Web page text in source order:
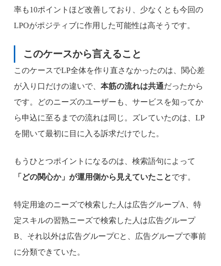
率も10ポイントほど改善しており、少なくとも今回の
LPOがポジティブに作用した可能性は高そうです。
このケースから言えること
このケースでLP全体を作り直さなかったのは、関心差
が入り口だけの違いで、 本筋の流れは共通だったから
です。どのニーズのユーザーも、サービスを知ってか
ら申込に至るまでの流れは同じ。ズレていたのは、LP
を開いて最初に目に入る訴求だけでした。
もうひとつポイントになるのは、検索語句によって
「どの関心か」が運用側から見えていたことです。
特定用途のニーズで検索した人は広告グループA、特
定スキルの習熟ニーズで検索した人は広告グループ
B、それ以外は広告グループCと、広告グループで事前
に分類できていた。